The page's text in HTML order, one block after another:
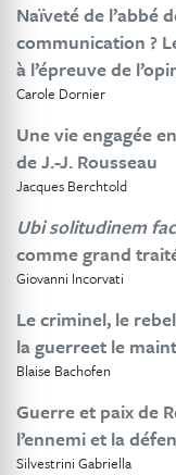
Naïveté de l’abbé
communication ?
à l’épreuve de
Carole Dornier
Une vie engagée
de J.-J. Rousseau
Jacques Berchtold
Ubi solitudinem
comme grand
Giovanni Incorvati
Le criminel, le
la guerreet le
Blaise Bachofen
Guerre et paix de
l’ennemi et la
Silvestrini Gabriella